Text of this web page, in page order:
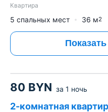
Квартира
5 спальных мест 36 м2
80 BYN за 1 ночь
2-комнатная